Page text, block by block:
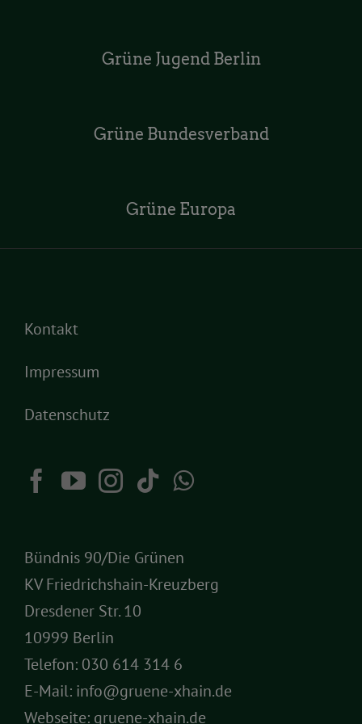
Grüne Jugend Berlin
Grüne Bundesverband
Grüne Europa
Kontakt
Impressum
Datenschutz
Bündnis 90/Die Grünen
KV Friedrichshain-Kreuzberg
Dresdener Str. 10
10999 Berlin
Telefon: 030 614 314 6
E-Mail: info@gruene-xhain.de
Webseite: gruene-xhain.de